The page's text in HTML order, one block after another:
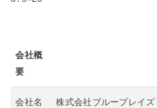
会社概
要
会社名 株式会社ブルーブレイズ